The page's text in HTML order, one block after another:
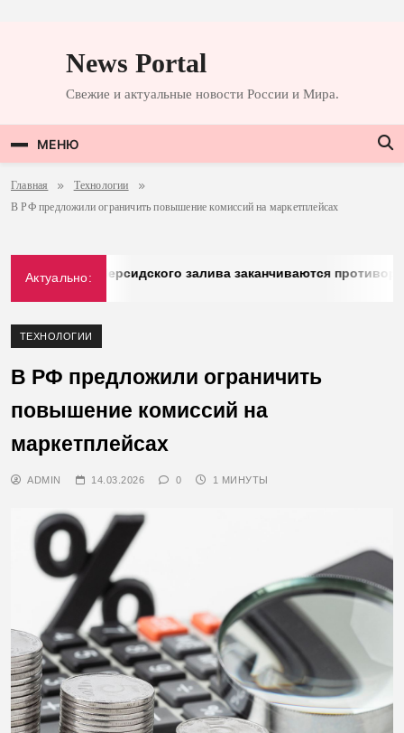
содержимомуNews Portal
Свежие и актуальные новости России и Мира.
МЕНЮ
Главная
Технологии
В РФ предложили ограничить повышение комиссий на маркетплейсах
Актуально:
у стран Персидского залива заканчиваются
ТЕХНОЛОГИИ
В РФ предложили ограничить
повышение комиссий на
маркетплейсах
ADMIN 14.03.2026 0 1 МИНУТЫ